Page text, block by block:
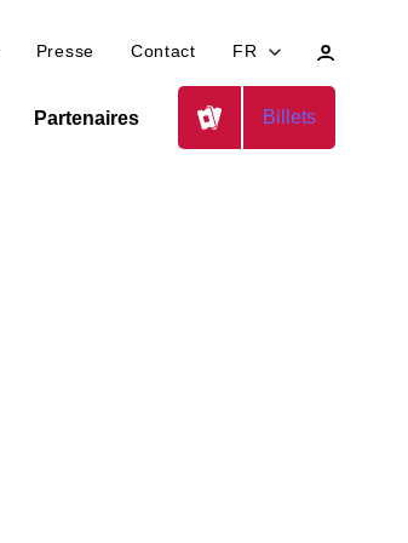
Presse Contact FR
Partenaires Billets